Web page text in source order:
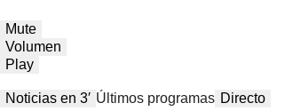
Mute
Volumen
Play
Noticias en 3′ Últimos programas Directo